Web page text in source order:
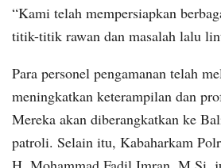
“Kami telah mempersiapkan
titik-titik rawan dan masalah lalu
Para personel pengamanan telah
meningkatkan keterampilan dan
Mereka akan diberangkatkan ke
patroli. Selain itu, Kabaharkam